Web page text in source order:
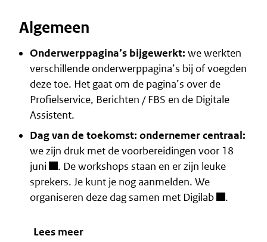
Algemeen
Onderwerppagina’s bijgewerkt: we werkten
verschillende onderwerppagina’s bij of voegden
deze toe. Het gaat om de pagina’s over de
Profielservice, Berichten / FBS en de Digitale
Assistent.
Dag van de toekomst: ondernemer centraal:
we zijn druk met de voorbereidingen voor 18
juni
. De workshops staan en er zijn leuke
sprekers. Je kunt je nog aanmelden. We
organiseren deze dag samen met Digilab .
Lees meer